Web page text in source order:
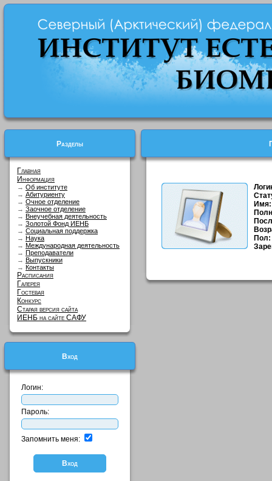
Разделы
Главная
Информация
→ Об институте
→ Абитуриенту
→ Очное отделение
→ Заочное отделение
→ Внеучебная деятельность
→ Золотой Фонд ИЕНБ
→ Социальная поддержка
→ Наука
→ Международная деятельность
→ Преподаватели
→ Выпускники
→ Контакты
Расписания
Галерея
Гостевая
Конкурс
Старая версия сайта
ИЕНБ на сайте САФУ
Вход
Логин:
Пароль:
Запомнить меня:
Имя:
Пол: